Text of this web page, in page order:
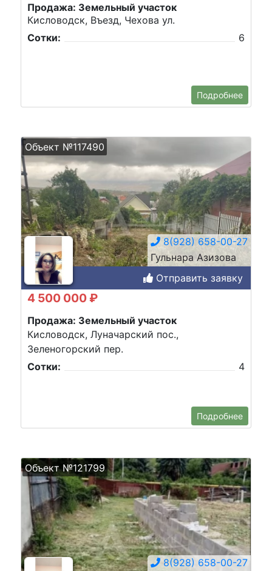
Продажа: Земельный участок
Кисловодск, Въезд, Чехова ул.
Сотки:
6
Подробнее
Объект №117490
8(928) 658-00-27
Гульнара Азизова
Отправить заявку
4 500 000 ₽
Продажа: Земельный участок
Кисловодск, Луначарский пос.,
Зеленогорский пер.
Сотки:
4
Подробнее
Объект №121799
8(928) 658-00-27